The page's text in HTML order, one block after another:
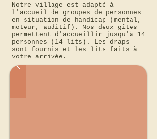
Notre village est adapté à
l'accueil de groupes de personnes
en situation de handicap (mental,
moteur, auditif). Nos deux gîtes
permettent d'accueillir jusqu'à 14
personnes (14 lits). Les draps
sont fournis et les lits faits à
votre arrivée.